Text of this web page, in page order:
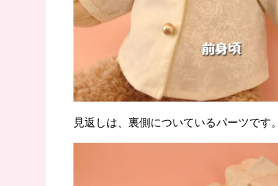
見返しは、裏側についているパーツです。